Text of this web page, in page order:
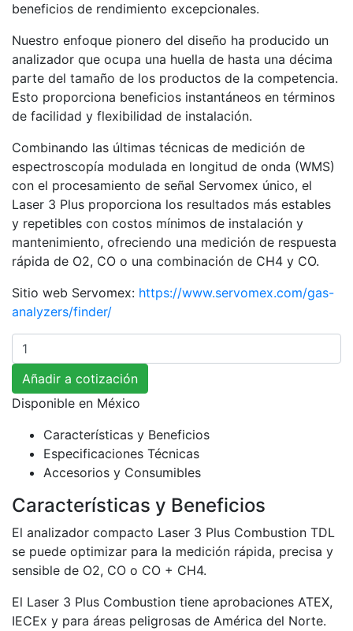
beneficios de rendimiento excepcionales.
Nuestro enfoque pionero del diseño ha producido un
analizador que ocupa una huella de hasta una décima
parte del tamaño de los productos de la competencia.
Esto proporciona beneficios instantáneos en términos
de facilidad y flexibilidad de instalación.
Combinando las últimas técnicas de medición de
espectroscopía modulada en longitud de onda (WMS)
con el procesamiento de señal Servomex único, el
Laser 3 Plus proporciona los resultados más estables
y repetibles con costos mínimos de instalación y
mantenimiento, ofreciendo una medición de respuesta
rápida de O2, CO o una combinación de CH4 y CO.
Sitio web Servomex: https://www.servomex.com/gas-
analyzers/finder/
Cantidad
Añadir a cotización
Disponible en México
Características y Beneficios
Especificaciones Técnicas
Accesorios y Consumibles
Características y Beneficios
El analizador compacto Laser 3 Plus Combustion TDL
se puede optimizar para la medición rápida, precisa y
sensible de O2, CO o CO + CH4.
El Laser 3 Plus Combustion tiene aprobaciones ATEX,
IECEx y para áreas peligrosas de América del Norte.